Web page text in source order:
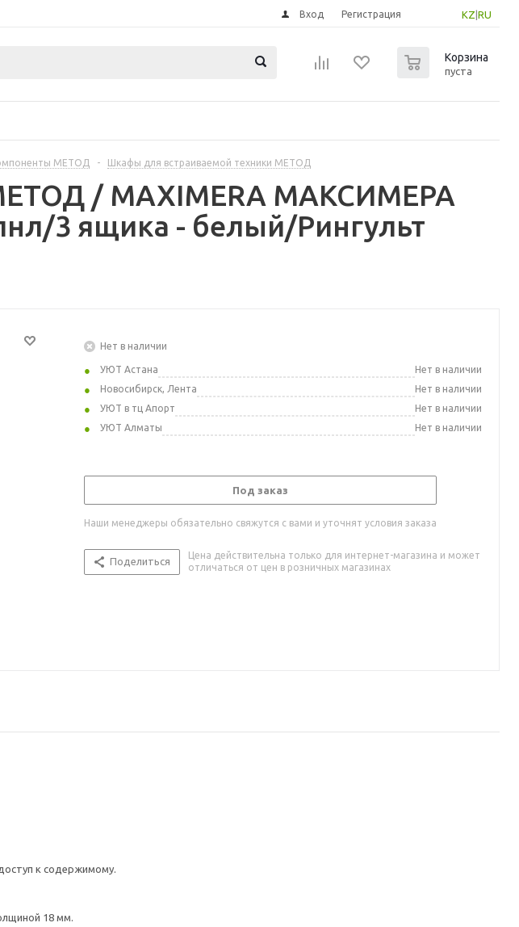
KZ RU
Вход Регистрация
Корзина
пуста
МЕТОД - Шкафы для встраиваемой техники МЕТОД
/ MAXIMERA МАКСИМЕРА
3 ящика - белый/Рингульт
Нет в наличии
УЮТ Астана
Нет в наличии
Новосибирск, Лента
Нет в наличии
УЮТ в тц Апорт
Нет в наличии
УЮТ Алматы
Нет в наличии
Под заказ
Наши менеджеры обязательно свяжутся с вами и уточнят условия заказа
Поделиться
Цена действительна только для интернет-магазина и может
отличаться от цен в розничных магазинах
к содержимому.
18 мм.